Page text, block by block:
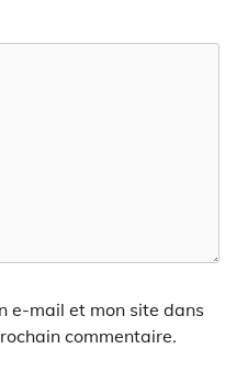
e-mail et mon site dans
commentaire.